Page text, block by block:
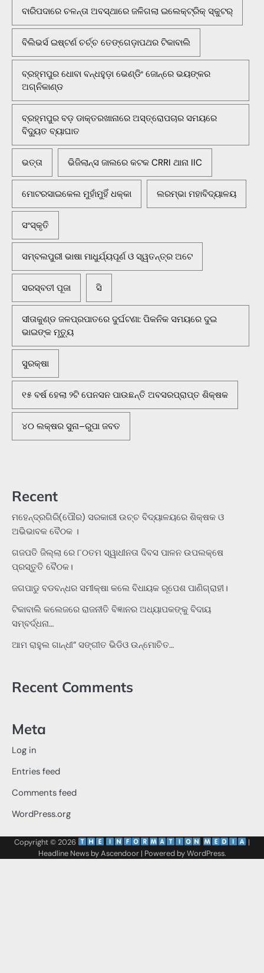
ବାରିପଦାରେ ଚଳନ୍ତା ଅବସ୍ଥାରେ ଜଳିଗଲା ଇଲେକ୍ଟ୍ରିକ୍ ସ୍କୁଟର୍
ବିଲିଭର୍ସ ଇଷ୍ଟର୍ଣ ଚର୍ଚ୍ଚ ତେଙ୍ଗେଡ଼ାପଥର ଟିକାବାଲି
ବ୍ରହ୍ମପୁର ଧୋବା ବନ୍ଧହୁଡ଼ା ଭେଣ୍ଡିଂ ଜୋନ୍‌ରେ ଭୟଙ୍କର
ଅଗ୍ନିକାଣ୍ଡ
ବ୍ରହ୍ମପୁର ବଡ଼ ଡାକ୍ତରଖାନାରେ ଅସ୍ତ୍ରୋପଚାର ସମୟରେ
ବିଦ୍ୟୁତ ବ୍ୟାଘାତ
ଭତ୍ତା ଭିଜିଲାନ୍ସ ଜାଲରେ କଟକ CRRI ଥାନା IIC
ମୋଟରସାଇକେଲ ମୁହାଁମୁହିଁ ଧକ୍କା ଲରମ୍ଭା ମହାବିଦ୍ୟାଳୟ
ସଂସ୍କୃତି
ସମ୍ବଲପୁରୀ ଭାଷା ମାଧୁର୍ଯ୍ୟପୂର୍ଣ ଓ ସ୍ୱତନ୍ତ୍ର ଅଟେ
ସରସ୍ବତୀ ପୂଜା ସି
ସୀତାକୁଣ୍ଡ ଜଳପ୍ରପାତରେ ଦୁର୍ଘଟଣା: ପିକନିକ ସମୟରେ ଦୁଇ
ଭାଇଙ୍କ ମୃତ୍ୟୁ
ସୁରକ୍ଷା
୧୫ ବର୍ଷ ହେଲା ୨ଟି ପେନସନ ପାଉଛନ୍ତି ଅବସରପ୍ରାପ୍ତ ଶିକ୍ଷକ
୪୦ ଲକ୍ଷର ସୁନା–ରୁପା ଜବତ
Recent
ମହେନ୍ଦ୍ରଗିରି(ପୌର) ସରକାରୀ ଉଚ୍ଚ ବିଦ୍ୟାଳୟରେ ଶିକ୍ଷକ ଓ
ଅଭିଭାବକ ବୈଠକ ।
ଗଜପତି ଜିଲ୍ଲା ରେ ୮୦ତମ ସ୍ୱାଧୀନତା ଦିବସ ପାଳନ ଉପଲକ୍ଷେ
ପ୍ରସ୍ତୁତି ବୈଠକ।
ଜଗପାଡୁ ବଡବନ୍ଧର ସମୀକ୍ଷା କଲେ ବିଧାୟକ ରୂପେଶ ପାଣିଗ୍ରାହୀ।
ଟିକାବାଲି କଲେଜରେ ରାଜନୀତି ବିଜ୍ଞାନର ଅଧ୍ୟାପକଙ୍କୁ ବିଦାୟ
ସମ୍ବର୍ଦ୍ଧନା…
ଆମ ରାହୁଲ ଗାନ୍ଧୀ” ସଙ୍ଗୀତ ଭିଡିଓ ଉନ୍ମୋଚିତ…
Recent Comments
Meta
Log in
Entries feed
Comments feed
WordPress.org
Copyright © 2026
|
Headline News byAscendoor| Powered byWordPress.